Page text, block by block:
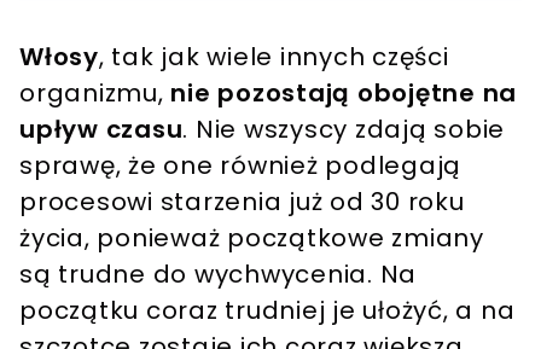
Włosy, tak jak wiele innych części
organizmu, nie pozostają obojętne na
upływ czasu. Nie wszyscy zdają sobie
sprawę, że one również podlegają
procesowi starzenia już od 30 roku
życia, ponieważ początkowe zmiany
są trudne do wychwycenia. Na
początku coraz trudniej je ułożyć, a na